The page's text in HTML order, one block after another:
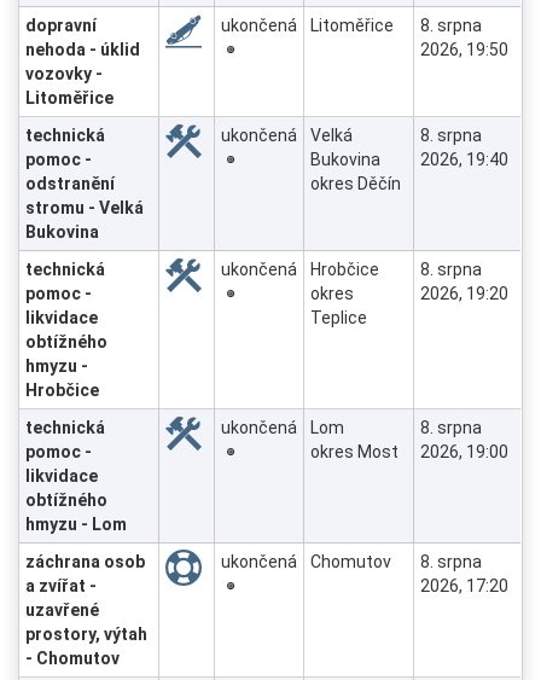
dopravní
nehoda - úklid
vozovky -
Litoměřice
ukončená Litoměřice
8. srpna
2026, 19:50
technická
pomoc -
odstranění
stromu - Velká
Bukovina
ukončená
Velká
Bukovina
okres Děčín
8. srpna
2026, 19:40
technická
pomoc -
likvidace
obtížného
hmyzu -
Hrobčice
ukončená
Hrobčice
okres
Teplice
8. srpna
2026, 19:20
technická
pomoc -
likvidace
obtížného
hmyzu - Lom
ukončená
Lom
okres Most
8. srpna
2026, 19:00
záchrana osob
a zvířat -
uzavřené
prostory, výtah
- Chomutov
ukončená Chomutov
8. srpna
2026, 17:20